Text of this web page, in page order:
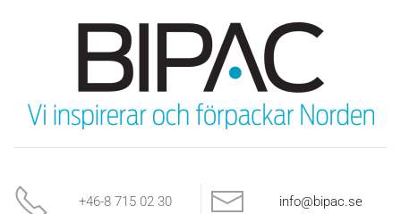
+46-8 715 02 30 info@bipac.se